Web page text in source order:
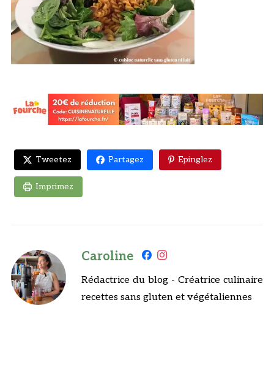
Tweetez Partagez Epinglez
Imprimez
Caroline
Rédactrice du blog - Créatrice culinaire
recettes sans gluten et végétaliennes